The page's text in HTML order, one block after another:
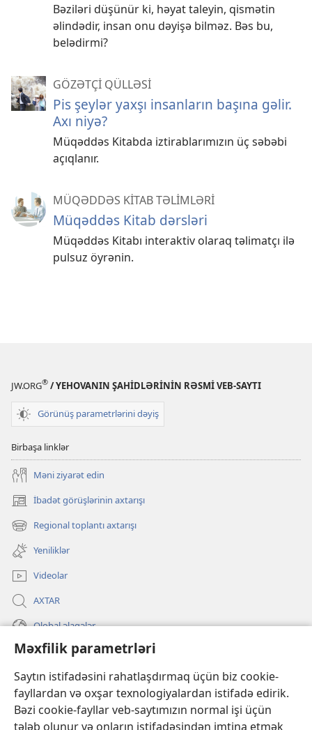
Məxfilik parametrləri
Saytın istifadəsini rahatlaşdırmaq üçün biz cookie-
fayllardan və oxşar texnologiyalardan istifadə edirik.
Bəzi cookie-fayllar veb-saytımızın normal işi üçün
tələb olunur və onların istifadəsindən imtina etmək
Bəziləri düşünür ki, həyat taleyin, qismətin
əlindədir, insan onu dəyişə bilməz. Bəs bu,
belədirmi?
GÖZƏTÇİ QÜLLƏSİ
Pis şeylər yaxşı insanların başına gəlir.
Axı niyə?
Müqəddəs Kitabda iztirablarımızın üç səbəbi
açıqlanır.
MÜQƏDDƏS KİTAB TƏLİMLƏRİ
Müqəddəs Kitab dərsləri
Müqəddəs Kitabı interaktiv olaraq təlimatçı ilə
pulsuz öyrənin.
JW.ORG® / YEHOVANIN ŞAHİDLƏRİNİN RƏSMİ VEB-SAYTI
Görünüş parametrlərini dəyiş
Birbaşa linklər
Məni ziyarət edin
İbadət görüşlərinin axtarışı
(yeni
pəncərə
açılır)
Regional toplantı axtarışı
(yeni
pəncərə
açılır)
Yeniliklər
Videolar
AXTAR
Qlobal əlaqələr
KÖMƏK
(yeni
pəncərə
Gözətçi qülləsinin ONLAYN KİTABXANASI™